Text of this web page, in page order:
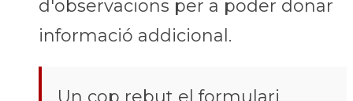
d'observacions per a poder donar
informació addicional.